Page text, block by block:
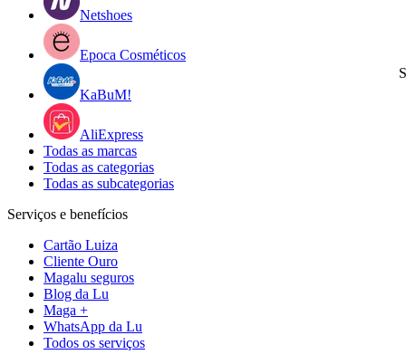
Netshoes
Epoca Cosméticos
KaBuM!
AliExpress
Todas as marcas
Todas as categorias
Todas as subcategorias
Serviços e benefícios
Cartão Luiza
Cliente Ouro
Magalu seguros
Blog da Lu
Maga +
WhatsApp da Lu
Todos os serviços